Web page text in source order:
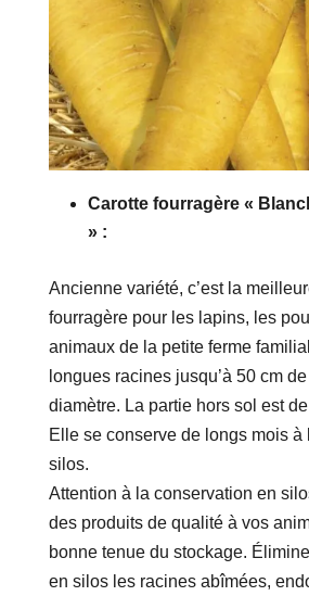
Carotte fourragère «
» :
Ancienne variété, c’est la
fourragère pour les lapins, les
animaux de la petite ferme
longues racines jusqu’à 50 cm
diamètre. La partie hors sol est
Elle se conserve de longs mois à
silos.
Attention à la conservation en
des produits de qualité à vos
bonne tenue du stockage.
en silos les racines abîmées,